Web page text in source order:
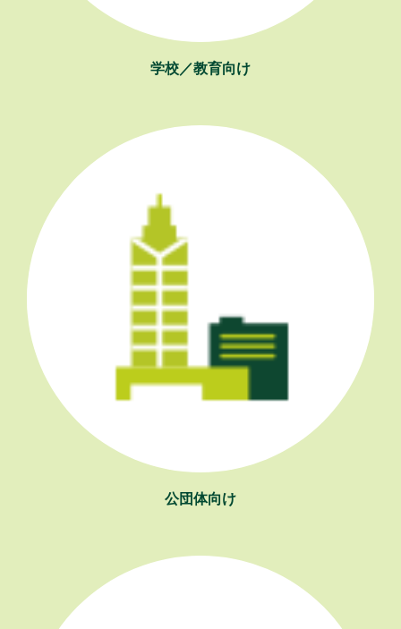
学校／教育向け
公団体向け